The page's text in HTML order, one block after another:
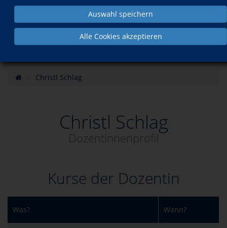
Auswahl speichern
Alle Cookies akzeptieren
Christl Schlag
Christl Schlag
Dozentinnenprofil
Kurse der Dozentin
Was? Wann?